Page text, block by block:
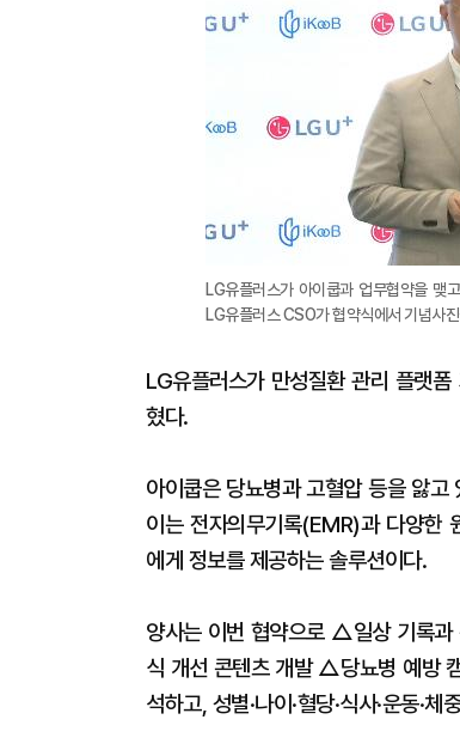
LG유플러스가 아이쿱과 업무협약을 맺
LG유플러스 CSO가 협약식에서 기념사
LG유플러스가 만성질환 관리 플랫
혔다.
아이쿱은 당뇨병과 고혈압 등을 앓
이는 전자의무기록(EMR)과 다양한
에게 정보를 제공하는 솔루션이다.
양사는 이번 협약으로 △일상 기록
식 개선 콘텐츠 개발 △당뇨병 예방
석하고, 성별·나이·혈당·식사·운동·